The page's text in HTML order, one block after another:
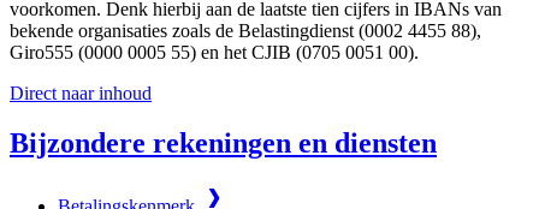
voorkomen. Denk hierbij aan de laatste tien cijfers in IBANs van
bekende organisaties zoals de Belastingdienst (0002 4455 88),
Giro555 (0000 0005 55) en het CJIB (0705 0051 00).
Direct naar inhoud
Bijzondere rekeningen en diensten